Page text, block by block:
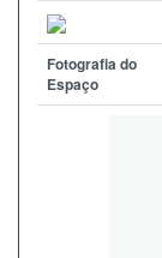
Fotografia do
Espaço